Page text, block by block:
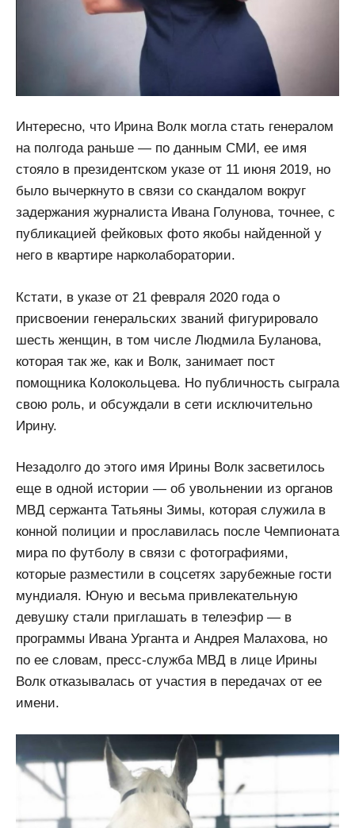
Интересно, что Ирина Волк могла стать генералом
на полгода раньше — по данным СМИ, ее имя
стояло в президентском указе от 11 июня 2019, но
было вычеркнуто в связи со скандалом вокруг
задержания журналиста Ивана Голунова, точнее, с
публикацией фейковых фото якобы найденной у
него в квартире нарколаборатории.
Кстати, в указе от 21 февраля 2020 года о
присвоении генеральских званий фигурировало
шесть женщин, в том числе Людмила Буланова,
которая так же, как и Волк, занимает пост
помощника Колокольцева. Но публичность сыграла
свою роль, и обсуждали в сети исключительно
Ирину.
Незадолго до этого имя Ирины Волк засветилось
еще в одной истории — об увольнении из органов
МВД сержанта Татьяны Зимы, которая служила в
конной полиции и прославилась после Чемпионата
мира по футболу в связи с фотографиями,
которые разместили в соцсетях зарубежные гости
мундиаля. Юную и весьма привлекательную
девушку стали приглашать в телеэфир — в
программы Ивана Урганта и Андрея Малахова, но
по ее словам, пресс-служба МВД в лице Ирины
Волк отказывалась от участия в передачах от ее
имени.